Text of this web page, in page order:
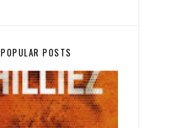
POPULAR POSTS